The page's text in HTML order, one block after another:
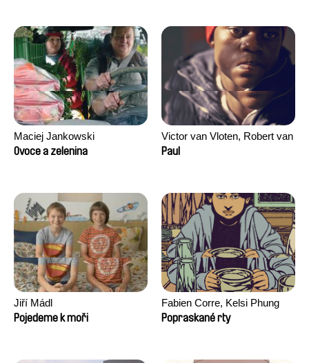
Maciej Jankowski
Ovoce a zelenina
Victor van Vloten, Robert van
Wingerden
Paul
Jiří Mádl
Pojedeme k moři
Fabien Corre, Kelsi Phung
Popraskané rty